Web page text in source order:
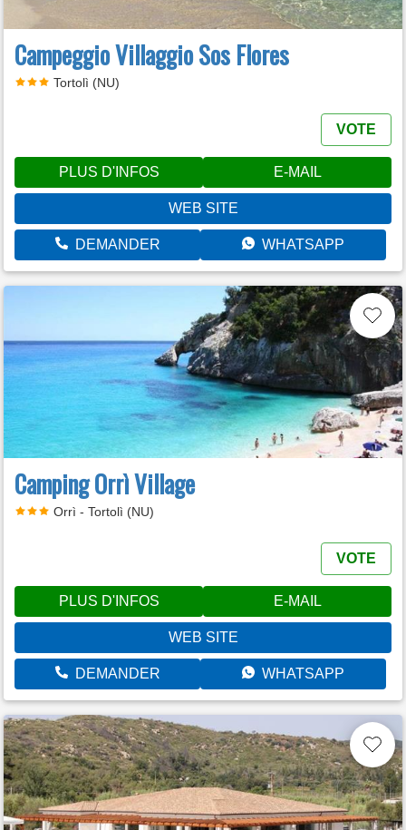
Campeggio Villaggio Sos Flores
Tortolì (NU)
VOTE
PLUS D'INFOS E-MAIL
WEB SITE
DEMANDER WHATSAPP
Camping Orrì Village
Orrì - Tortolì (NU)
VOTE
PLUS D'INFOS E-MAIL
WEB SITE
DEMANDER WHATSAPP